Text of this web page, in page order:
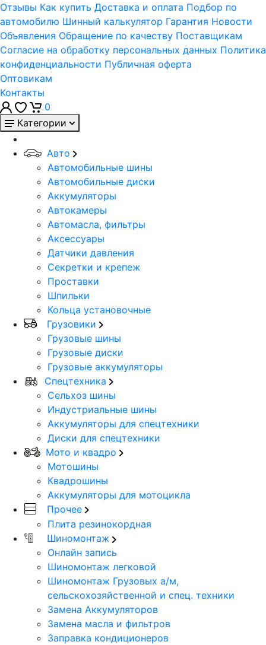
Отзывы Как купить Доставка и оплата Подбор по
автомобилю Шинный калькулятор Гарантия Новости
Объявления Обращение по качеству Поставщикам
Согласие на обработку персональных данных Политика
конфиденциальности Публичная оферта
Оптовикам
Контакты
0
Категории
Авто
Автомобильные шины
Автомобильные диски
Аккумуляторы
Автокамеры
Автомасла, фильтры
Аксессуары
Датчики давления
Секретки и крепеж
Проставки
Шпильки
Кольца установочные
Грузовики
Грузовые шины
Грузовые диски
Грузовые аккумуляторы
Спецтехника
Сельхоз шины
Индустриальные шины
Аккумуляторы для спецтехники
Диски для спецтехники
Мото и квадро
Мотошины
Квадрошины
Аккумуляторы для мотоцикла
Прочее
Плита резинокордная
Шиномонтаж
Онлайн запись
Шиномонтаж легковой
Шиномонтаж Грузовых а/м,
сельскохозяйственной и спец. техники
Замена Аккумуляторов
Замена масла и фильтров
Заправка кондиционеров